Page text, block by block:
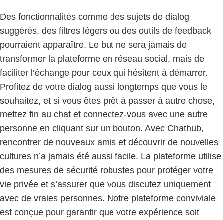
Des fonctionnalités comme des sujets de dialog
suggérés, des filtres légers ou des outils de feedback
pourraient apparaître. Le but ne sera jamais de
transformer la plateforme en réseau social, mais de
faciliter l’échange pour ceux qui hésitent à démarrer.
Profitez de votre dialog aussi longtemps que vous le
souhaitez, et si vous êtes prêt à passer à autre chose,
mettez fin au chat et connectez-vous avec une autre
personne en cliquant sur un bouton. Avec Chathub,
rencontrer de nouveaux amis et découvrir de nouvelles
cultures n’a jamais été aussi facile. La plateforme utilise
des mesures de sécurité robustes pour protéger votre
vie privée et s’assurer que vous discutez uniquement
avec de vraies personnes. Notre plateforme conviviale
est conçue pour garantir que votre expérience soit